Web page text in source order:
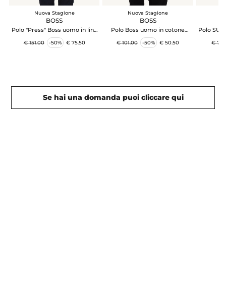
Nuova Stagione
BOSS
Polo "Press" Boss uomo in lino
beige
€ 151.00 -50% € 75.50
Nuova Stagione
BOSS
Polo Boss uomo in cotone
petrolio con contrasti
€ 101.00 -50% € 50.50
Polo
€
Se hai una domanda puoi cliccare qui